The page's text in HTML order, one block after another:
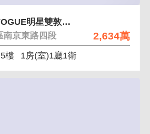
2,634萬
預售｜敦北VOGUE明星雙敦學區小巨蛋1房
南京東路四段
樓 1房(室)1廳1衛